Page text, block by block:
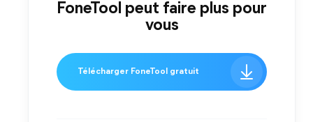
FoneTool peut faire plus pour
vous
Télécharger FoneTool gratuit